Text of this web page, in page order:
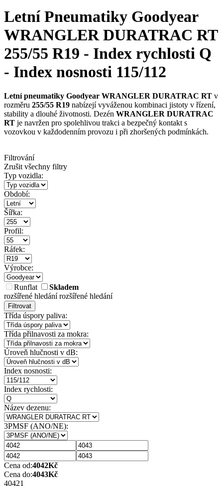
Letní Pneumatiky Goodyear
WRANGLER DURATRAC RT
255/55 R19 - Index rychlosti Q
- Index nosnosti 115/112
Letní pneumatiky Goodyear WRANGLER DURATRAC RT v
rozměru 255/55 R19 nabízejí vyváženou kombinaci jistoty v řízení,
stability a dlouhé životnosti. Dezén WRANGLER DURATRAC
RT je navržen pro spolehlivou trakci a bezpečný kontakt s
vozovkou v každodenním provozu i při zhoršených podmínkách.
Filtrování
Zrušit všechny filtry
Typ vozidla:
Období:
Šířka:
Profil:
Ráfek:
Výrobce:
Runflat
Skladem
rozšířené hledánírozšířené hledání
Filtrovat
Třída úspory paliva:
Třída přilnavosti za mokra:
Úroveň hlučnosti v dB:
Index nosnosti:
Index rychlosti:
Název dezenu:
3PMSF (ANO/NE):
Cena od:4042Kč
Cena do:4043Kč
40421